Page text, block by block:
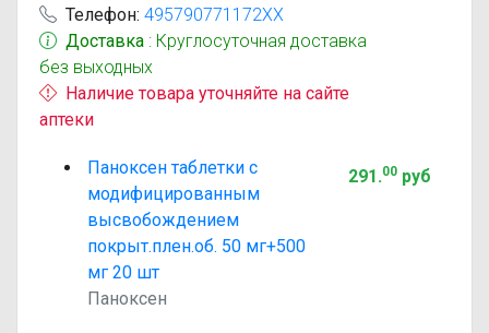
Телефон: 495790771172XX
Доставка : Круглосуточная доставка
без выходных
Наличие товара уточняйте на сайте
аптеки
Паноксен таблетки с
модифицированным
высвобождением
покрыт.плен.об. 50 мг+500
мг 20 шт
Паноксен
291.00руб